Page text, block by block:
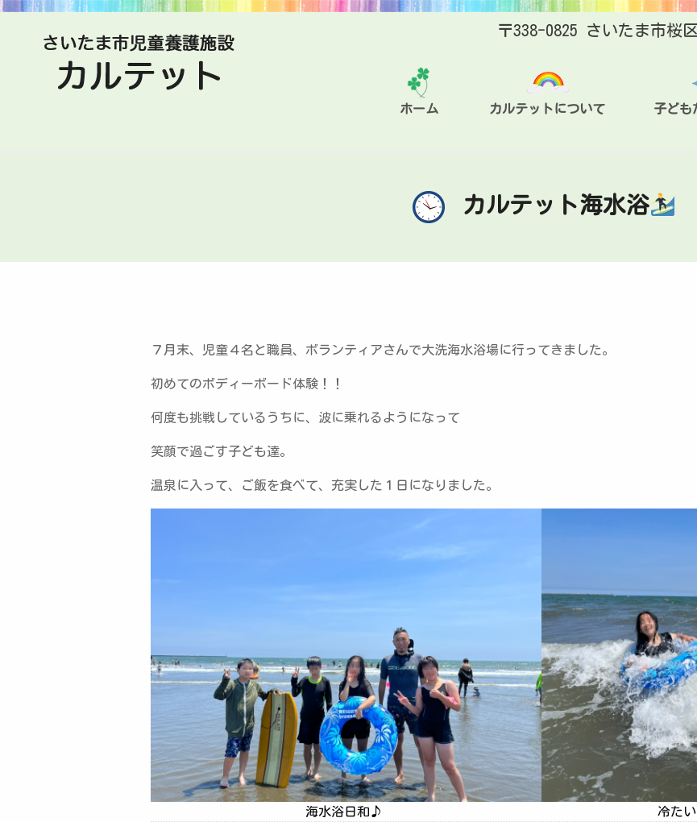
〒338-0825 さいたま市桜
ホーム カルテットについて 子ども
カルテット海水浴
７月末、児童４名と職員、ボランティアさんで大洗海水浴場に行ってきました。
初めてのボディーボード体験！！
何度も挑戦しているうちに、波に乗れるようになって
笑顔で過ごす子ども達。
温泉に入って、ご飯を食べて、充実した１日になりました。
海水浴日和♪ 冷たい水が気